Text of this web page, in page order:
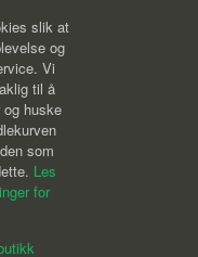
slik at
og
Vi
til å
og huske
som
Les
for